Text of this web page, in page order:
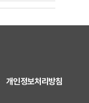
개인정보처리방침